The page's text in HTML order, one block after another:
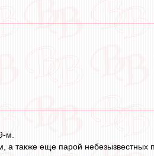
м.
также еще парой небезызвестных